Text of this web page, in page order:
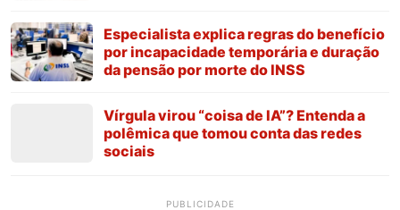
Especialista explica regras do benefício
por incapacidade temporária e duração
da pensão por morte do INSS
Vírgula virou “coisa de IA”? Entenda a
polêmica que tomou conta das redes
sociais
PUBLICIDADE